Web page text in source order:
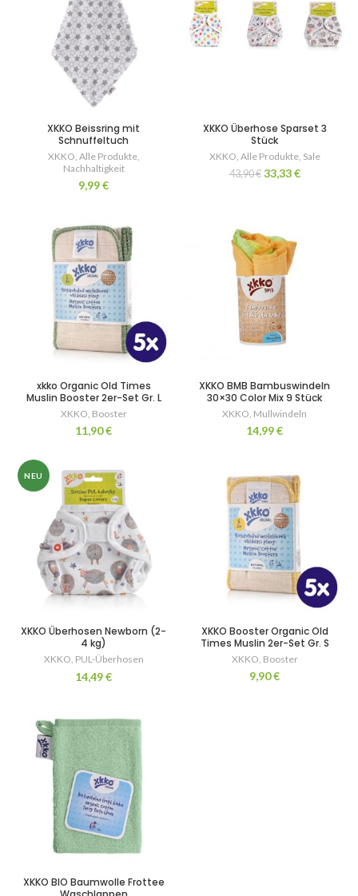
XKKO Beissring mit
Schnuffeltuch
XKKO, Alle Produkte,
Nachhaltigkeit
9,99€
XKKO Überhose Sparset 3
Stück
XKKO, Alle Produkte, Sale
43,90€ 33,33€
xkko Organic Old Times
Muslin Booster 2er-Set Gr. L
XKKO, Booster
11,90€
XKKO BMB Bambuswindeln
30×30 Color Mix 9 Stück
XKKO, Mullwindeln
14,99€
NEU
XKKO Überhosen Newborn (2-
4 kg)
XKKO, PUL-Überhosen
14,49€
XKKO Booster Organic Old
Times Muslin 2er-Set Gr. S
XKKO, Booster
9,90€
XKKO BIO Baumwolle Frottee